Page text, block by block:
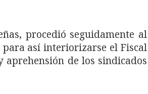
procedió seguidamente al
así interiorizarse el Fiscal
de los sindicados